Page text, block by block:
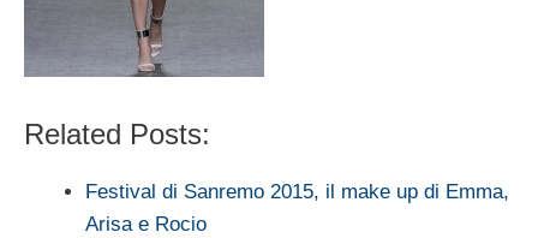
Related Posts:
Festival di Sanremo 2015, il make up di Emma,
Arisa e Rocio